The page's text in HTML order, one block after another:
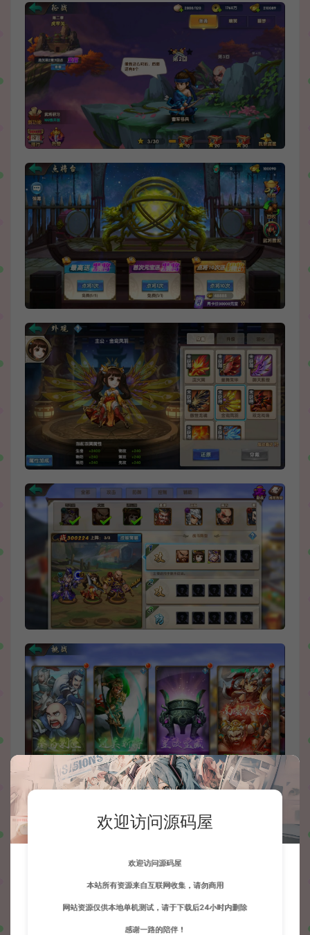
欢迎访问源码屋
欢迎访问源码屋
本站所有资源来自互联网收集，请勿商用
网站资源仅供本地单机测试，请于下载后24小时内删除
感谢一路的陪伴！